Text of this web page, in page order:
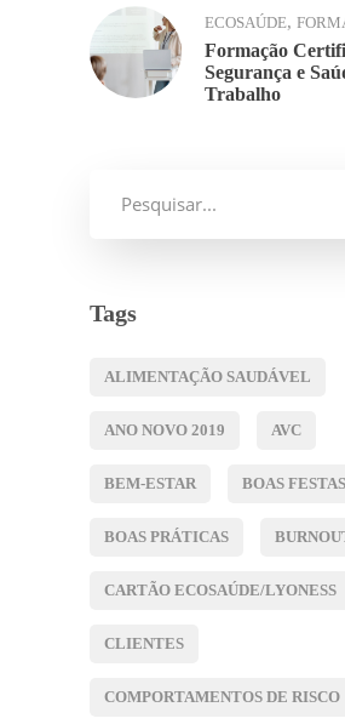
ECOSAÚDE,
Formação
Segurança e
Trabalho
Tags
ALIMENTAÇÃO SAUDÁVEL
ANO NOVO 2019 AVC
BEM-ESTAR BOAS FESTAS
BOAS PRÁTICAS
CARTÃO ECOSAÚDE/LYONESS
CLIENTES
COMPORTAMENTOS DE RISCO